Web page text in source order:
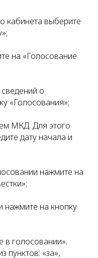
кабинета выберите
на «Голосование
о
«Голосования»;
МКД. Для этого
дату начала и
нажмите на
нажмите на кнопку
в голосовании».
пунктов: «за»,